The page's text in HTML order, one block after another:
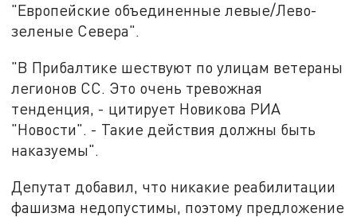
"Европейские объединенные левые/Лево-
зеленые Севера".
"В Прибалтике шествуют по улицам ветераны
легионов СС. Это очень тревожная
тенденция, - цитирует Новикова РИА
"Новости". - Такие действия должны быть
наказуемы".
Депутат добавил, что никакие реабилитации
фашизма недопустимы, поэтому предложение